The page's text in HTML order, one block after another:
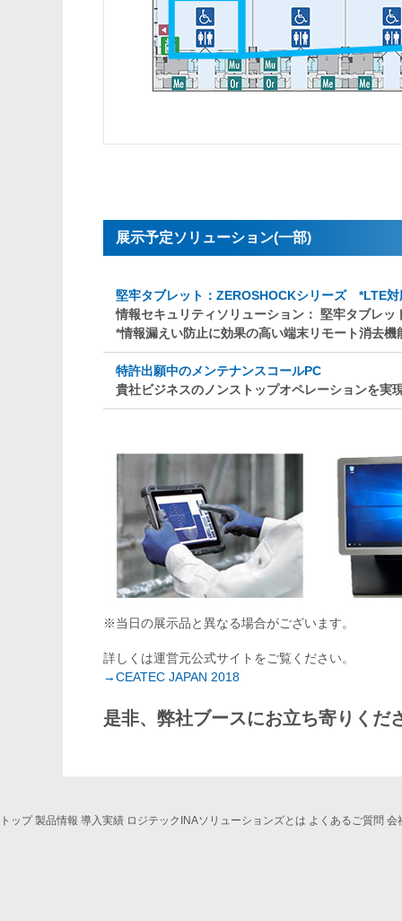
展示予定ソリューション(一部)
堅牢タブレット：ZEROSHOCKシリーズ *LTE対
情報セキュリティソリューション： 堅牢タブレ
*情報漏えい防止に効果の高い端末リモート消去機
特許出願中のメンテナンスコールPC
貴社ビジネスのノンストップオペレーションを実
※当日の展示品と異なる場合がございます。
詳しくは運営元公式サイトをご覧ください。
→CEATEC JAPAN 2018
是非、弊社ブースにお立ち寄りくだ
トップ 製品情報 導入実績 ロジテックINAソリューションズとは よくあるご質問 会